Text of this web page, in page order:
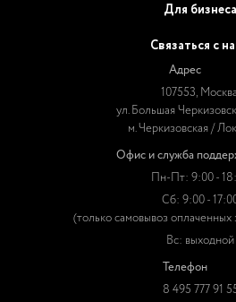
Для бизнеса
Связаться с
Адрес
107553,
ул. Большая
м. Черкизовская /
Офис и служба
Пн-Пт: 9:00 -
Сб: 9:00 -
(только самовывоз оплаченных
Вс: выходной
Телефон
8 495 777 91